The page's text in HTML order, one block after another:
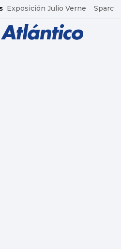
Exposición Julio Verne Sparc